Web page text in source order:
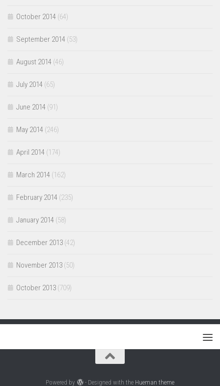
October 2014 (64)
September 2014 (53)
August 2014 (46)
July 2014 (65)
June 2014 (91)
May 2014 (246)
April 2014 (174)
March 2014 (162)
February 2014 (235)
January 2014 (58)
December 2013 (42)
November 2013 (50)
October 2013 (709)
Powered by - Designed with the Hueman theme